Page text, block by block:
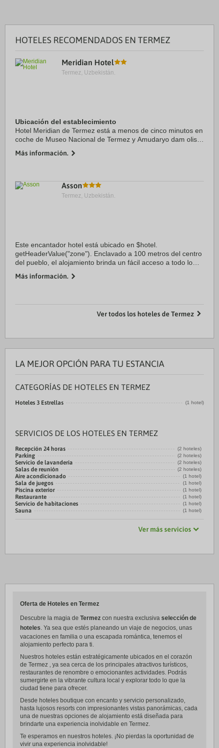
HOTELES RECOMENDADOS EN TERMEZ
Meridian Hotel
Termez, Uzbekistán.
Ubicación del establecimiento
Hotel Meridian de Termez está a menos de cinco minutos en
coche de Museo Nacional de Termez y Amudaryo dam olish
Mausoleo del Sultán ...
Más información.
Asson
Termez, Uzbekistán.
Este encantador hotel está ubicado en $hotel.
getHeaderValue("zone"). Enclavado a 100 metros del centro
del pueblo, el alojamiento brinda un fácil acceso a todo lo
el aeropuerto a 11. 0 ...
Más información.
Ver todos los hoteles de Termez
LA MEJOR OPCIÓN PARA TU ESTANCIA
CATEGORÍAS DE HOTELES EN TERMEZ
Hoteles 3 Estrellas (1 hotel)
SERVICIOS DE LOS HOTELES EN TERMEZ
Recepción 24 horas (2 hoteles)
Parking (2 hoteles)
Servicio de lavandería (2 hoteles)
Salas de reunión (2 hoteles)
Aire acondicionado (1 hotel)
Sala de juegos (1 hotel)
Piscina exterior (1 hotel)
Restaurante (1 hotel)
Servicio de habitaciones (1 hotel)
Sauna (1 hotel)
Ver más servicios
Oferta de Hoteles en Termez
Descubre la magia de Termez con nuestra exclusiva selección de
hoteles. Ya sea que estés planeando un viaje de negocios, unas
vacaciones en familia o una escapada romántica, tenemos el
alojamiento perfecto para ti.
Nuestros hoteles están estratégicamente ubicados en el corazón
de Termez , ya sea cerca de los principales atractivos turísticos,
restaurantes de renombre o emocionantes actividades. Podrás
sumergirte en la vibrante cultura local y explorar todo lo que la
ciudad tiene para ofrecer.
Desde hoteles boutique con encanto y servicio personalizado,
hasta lujosos resorts con impresionantes vistas panorámicas, cada
una de nuestras opciones de alojamiento está diseñada para
brindarte una experiencia inolvidable en Termez.
Te esperamos en nuestros hoteles. ¡No pierdas la oportunidad de
vivir una experiencia inolvidable!